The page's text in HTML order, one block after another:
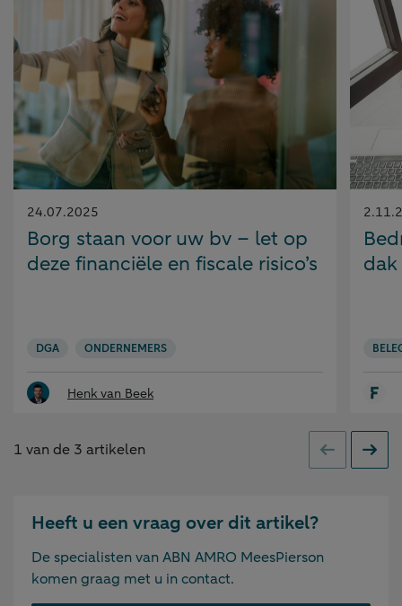
Gepubliceerd
op:
24.07.2025
Borg staan voor uw bv – let op
deze financiële en fiscale risico’s
DGA ONDERNEMERS
Henk van Beek
op:
1 van de 3 artikelen Vorige
Heeft u een vraag over dit artikel?
De specialisten van ABN AMRO MeesPierson
komen graag met u in contact.